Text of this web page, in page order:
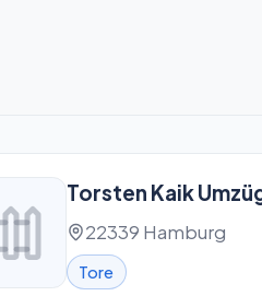
Torsten Kaik
22339 Hamburg
Tore